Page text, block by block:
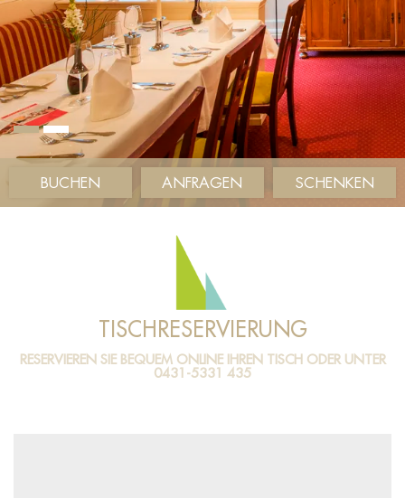
BUCHEN ANFRAGEN SCHENKEN
TISCHRESERVIERUNG
RESERVIEREN SIE BEQUEM ONLINE IHREN TISCH ODER UNTER
0431-5331 435